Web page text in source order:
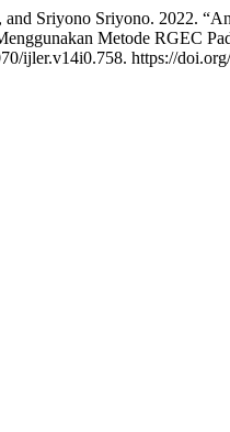
Sriyono Sriyono. 2022.
Metode RGEC
ijler.v14i0.758. https://